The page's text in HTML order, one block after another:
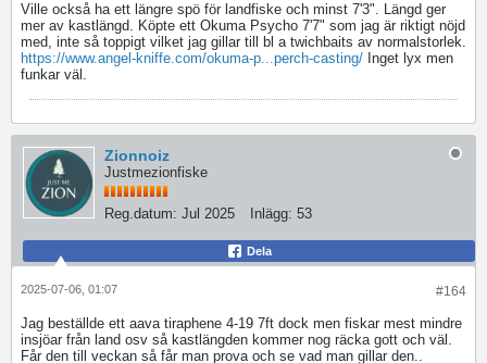
Ville också ha ett längre spö för landfiske och minst 7'3". Längd ger
mer av kastlängd. Köpte ett Okuma Psycho 7'7" som jag är riktigt nöjd
med, inte så toppigt vilket jag gillar till bl a twichbaits av normalstorlek.
https://www.angel-kniffe.com/okuma-p...perch-casting/ Inget lyx men
funkar väl.
Zionnoiz
Justmezionfiske
Reg.datum: Jul 2025 Inlägg: 53
Dela
#164
2025-07-06, 01:07
Jag beställde ett aava tiraphene 4-19 7ft dock men fiskar mest mindre
insjöar från land osv så kastlängden kommer nog räcka gott och väl.
Får den till veckan så får man prova och se vad man gillar den..